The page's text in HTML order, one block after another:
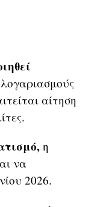
αίτηση
η
να
2026.